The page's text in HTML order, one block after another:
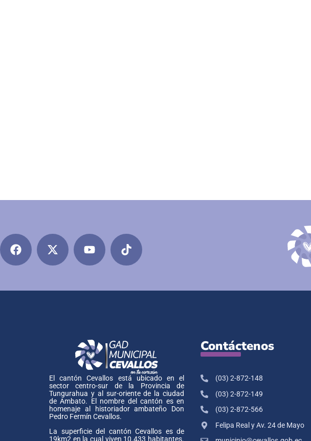
El cantón Cevallos está ubicado en el
sector centro-sur de la Provincia de
Tungurahua y al sur-oriente de la ciudad
de Ambato. El nombre del cantón es en
homenaje al historiador ambateño Don
Pedro Fermín Cevallos.
La superficie del cantón Cevallos es de
Contáctenos
(03) 2-872-148
(03) 2-872-149
(03) 2-872-566
Felipa Real y Av. 24 de Mayo